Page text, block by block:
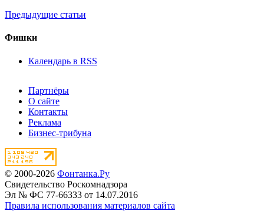
Предыдущие статьи
Фишки
Календарь в RSS
Партнёры
О сайте
Контакты
Реклама
Бизнес-трибуна
© 2000-2026 Фонтанка.Ру
Свидетельство Роскомнадзора
Эл № ФС 77-66333 от 14.07.2016
Правила использования материалов сайта